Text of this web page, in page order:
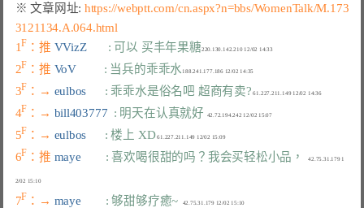
※ 文章网址: https://webptt.com/cn.aspx?n=bbs/WomenTalk/M.173
3121134.A.064.html
1F ：推 VVizZ : 可以 买丰年果糖 220.130.142.210 12/02 14:33
2F ：推 VoV : 当兵的乖乖水
3F ：→ eulbos : 乖乖水是俗名吧 超商有卖? 61.227.211.149 12/02 14:36
4F ：→ bill403777 : 明天在认真就好
5F ：→ eulbos : 楼上 XD 61.227.211.149 12/02 15:09
6F ：推 maye : 喜欢喝很甜的吗？我会买轻松小品，
   42.75.31.179 1
2/02 15:10
7F ：→ maye : 够甜够疗癒~